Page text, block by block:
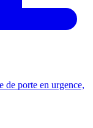
de porte en urgence,